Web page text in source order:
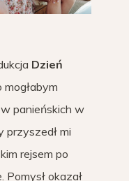
Dzień
panieńskich w
przyszedł mi
rejsem po
Pomysł okazał